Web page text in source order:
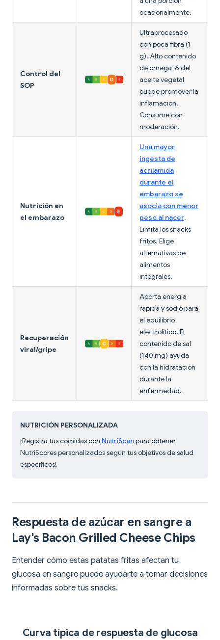
ocasionalmente.
Control del
SOP
Ultraprocesado
con poca fibra (1
g). Alto contenido
de omega-6 del
aceite vegetal
puede promover la
inflamación.
Consume con
moderación.
Nutrición en
el embarazo
Una mayor
ingesta de
acrilamida
durante el
embarazo se
asocia con menor
peso al nacer.
Limita los snacks
fritos. Elige
alternativas de
alimentos
integrales.
Recuperación
viral/gripe
Aporta energía
rápida y sodio para
el equilibrio
electrolítico. El
contenido de sal
(140 mg) ayuda
con la hidratación
durante la
enfermedad.
NUTRICIÓN PERSONALIZADA
¡Registra tus comidas con NutriScanpara obtener
NutriScores personalizados según tus objetivos de salud
específicos!
Respuesta de azúcar en sangre a
Lay's Bacon Grilled Cheese Chips
Entender cómo estas patatas fritas afectan tu
glucosa en sangre puede ayudarte a tomar decisiones
informadas sobre tus snacks.
Curva típica de respuesta de glucosa